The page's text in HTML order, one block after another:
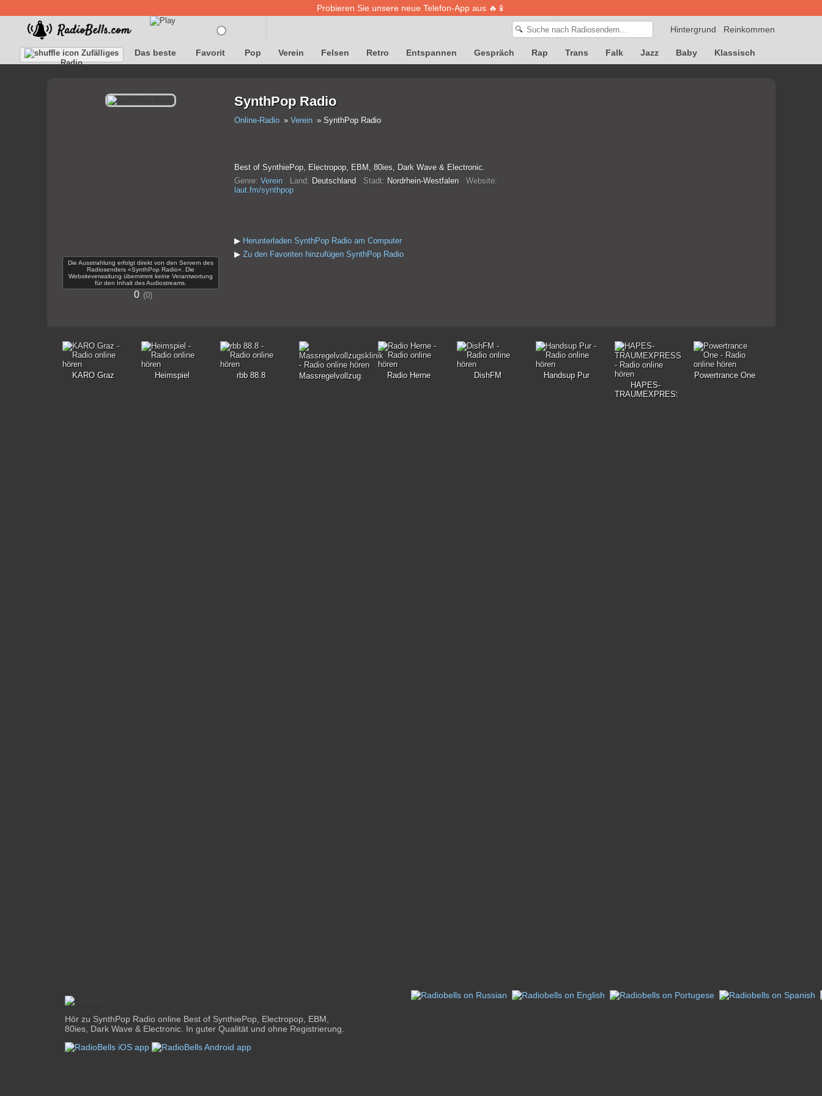
Probieren Sie unsere neue Telefon-App aus 🔥📱
Reinkommen
Hintergrund
🔍
Zufälliges
Radio
Das beste Favorit Pop Verein Felsen Retro Entspannen Gespräch Rap Trans Falk Jazz Baby Klassisch
Die Ausstrahlung erfolgt direkt von den Servern des
Radiosenders «SynthPop Radio». Die
Websiteverwaltung übernimmt keine Verantwortung
für den Inhalt des Audiostreams.
0 0
SynthPop Radio
Online-Radio Verein SynthPop Radio
Best of SynthiePop, Electropop, EBM, 80ies, Dark Wave & Electronic.
Genre: Verein Land: Deutschland Stadt: Nordrhein-Westfalen Website:
laut.fm/synthpop
▶ Herunterladen SynthPop Radio am Computer
▶ Zu den Favoriten hinzufügen SynthPop Radio
KARO Graz Heimspiel rbb 88.8 Massregelvollzugsklinik Radio Herne DishFM
Handsup Pur
HAPES-
TRAUMEXPRESS
Powertrance One
Hör zu SynthPop Radio online Best of SynthiePop, Electropop, EBM,
80ies, Dark Wave & Electronic. In guter Qualität und ohne Registrierung.